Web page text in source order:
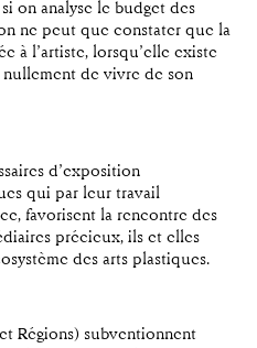
on analyse le budget des
ne peut que constater que la
à l’artiste, lorsqu’elle existe
de vivre de son
d’exposition
qui par leur travail
favorisent la rencontre des
précieux, ils et elles
des arts plastiques.
Régions) subventionnent